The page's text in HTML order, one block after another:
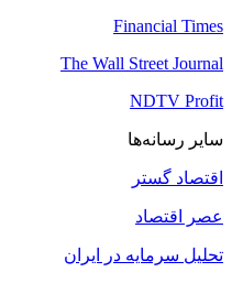
Financial Times
The Wall Street Journal
NDTV Profit
سایر رسانه‌ها
اقتصاد گستر
عصر اقتصاد
تحلیل سرمایه در ایران